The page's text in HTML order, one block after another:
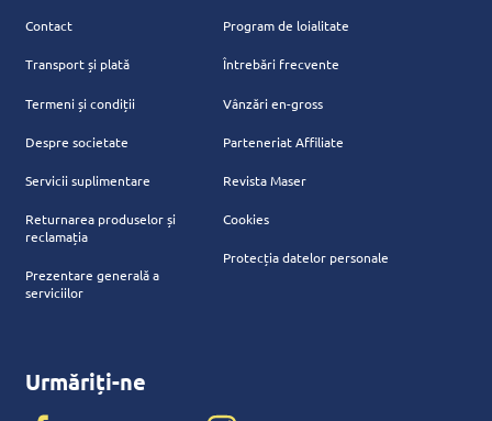
Contact
Transport și plată
Termeni și condiții
Despre societate
Servicii suplimentare
Returnarea produselor și
reclamația
Prezentare generală a
serviciilor
Program de loialitate
Întrebări frecvente
Vânzări en-gross
Parteneriat Affiliate
Revista Maser
Cookies
Protecția datelor personale
Urmăriți-ne